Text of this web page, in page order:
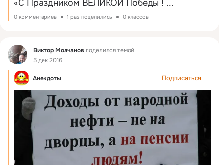
«С Праздником ВЕЛИКОЙ Победы ! ...
0 комментариев 1 раз поделились 0 классов
Фид Виктор Молчанов поделился темой
5 дек 2016
Анекдоты Подписаться